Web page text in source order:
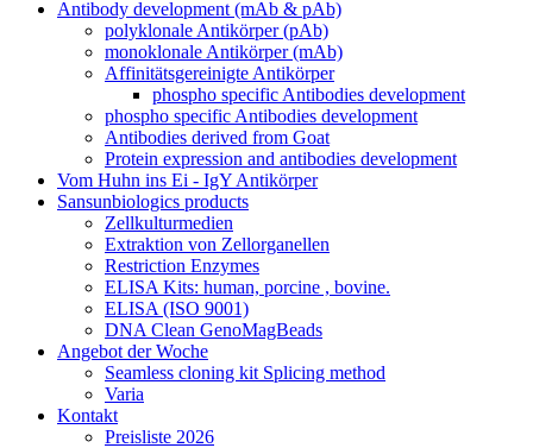
Antibody development (mAb & pAb)
polyklonale Antikörper (pAb)
monoklonale Antikörper (mAb)
Affinitätsgereinigte Antikörper
phospho specific Antibodies development
phospho specific Antibodies development
Antibodies derived from Goat
Protein expression and antibodies development
Vom Huhn ins Ei - IgY Antikörper
Sansunbiologics products
Zellkulturmedien
Extraktion von Zellorganellen
Restriction Enzymes
ELISA Kits: human, porcine , bovine.
ELISA (ISO 9001)
DNA Clean GenoMagBeads
Angebot der Woche
Seamless cloning kit Splicing method
Varia
Kontakt
Preisliste 2026